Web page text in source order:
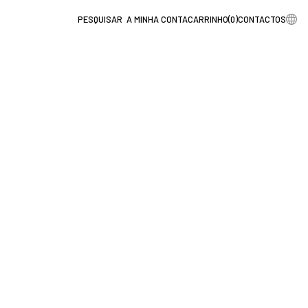
A MINHA CONTACARRINHO(0)CONTACTOS